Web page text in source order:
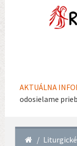
AKTUÁLNA
odosielame